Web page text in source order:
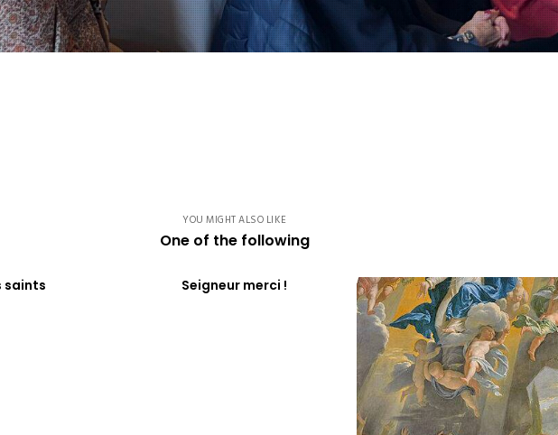
YOU MIGHT ALSO LIKE
One of the following
saints Seigneur merci !